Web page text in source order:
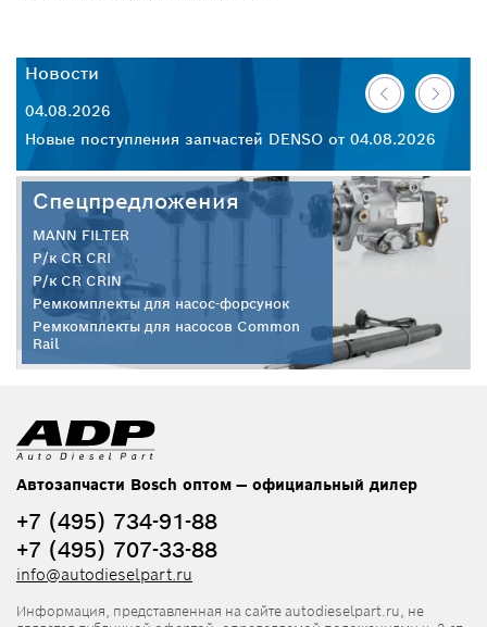
Новости
04.08.2026
Новые поступления запчастей DENSO от 04.08.2026
Спецпредложения
MANN FILTER
Р/к CR CRI
Р/к CR CRIN
Ремкомплекты для насос-форсунок
Ремкомплекты для насосов Common
Rail
Автозапчасти Bosch оптом — официальный дилер
+7 (495) 734-91-88
+7 (495) 707-33-88
info@autodieselpart.ru
Информация, представленная на сайте autodieselpart.ru, не